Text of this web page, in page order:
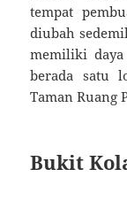
tempat
diubah
memiliki
berada satu
Taman Ruang
Bukit